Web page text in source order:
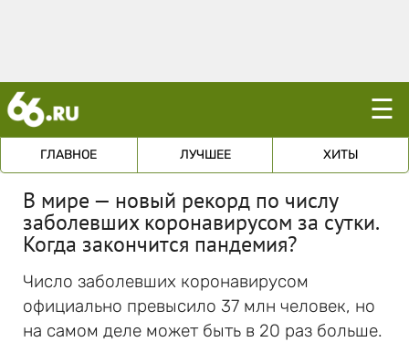
☰
ГЛАВНОЕ ЛУЧШЕЕ ХИТЫ
В мире — новый рекорд по числу
заболевших коронавирусом за сутки.
Когда закончится пандемия?
Число заболевших коронавирусом
официально превысило 37 млн человек, но
на самом деле может быть в 20 раз больше.